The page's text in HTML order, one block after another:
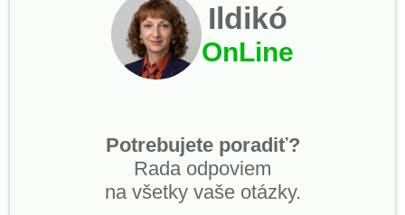
Ildikó
OnLine
Potrebujete poradiť?
Rada odpoviem
na všetky vaše otázky.